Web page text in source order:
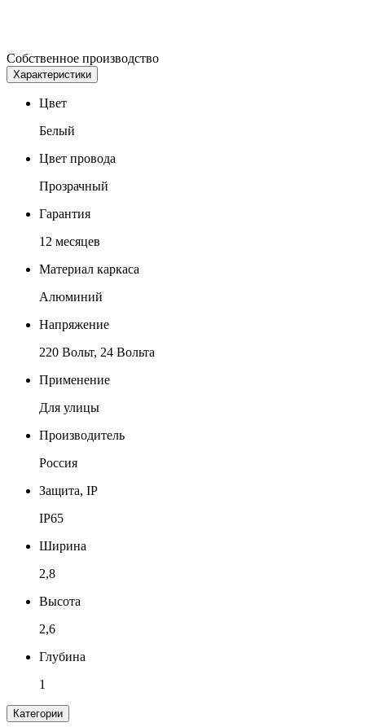
Собственное производство
Характеристики
Цвет
Белый
Цвет провода
Прозрачный
Гарантия
12 месяцев
Материал каркаса
Алюминий
Напряжение
220 Вольт, 24 Вольта
Применение
Для улицы
Производитель
Россия
Защита, IP
IP65
Ширина
2,8
Высота
2,6
Глубина
1
Категории